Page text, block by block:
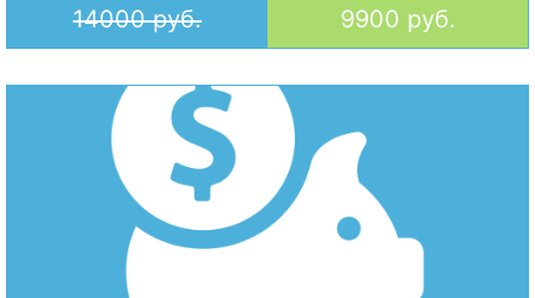
14000 руб. 9900 руб.